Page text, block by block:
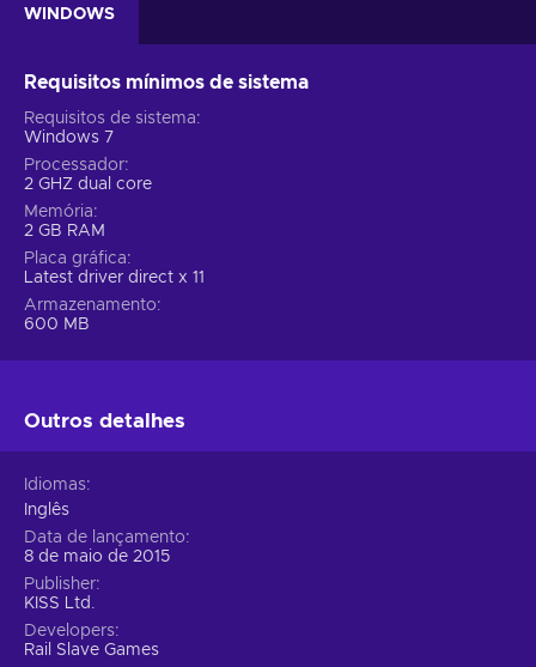
WINDOWS
Requisitos mínimos de sistema
Requisitos de sistema
Windows 7
Processador
2 GHZ dual core
Memória
2 GB RAM
Placa gráfica
Latest driver direct x 11
Armazenamento
600 MB
Outros detalhes
Idiomas
Inglês
Data de lançamento
8 de maio de 2015
Publisher
KISS Ltd.
Developers
Rail Slave Games